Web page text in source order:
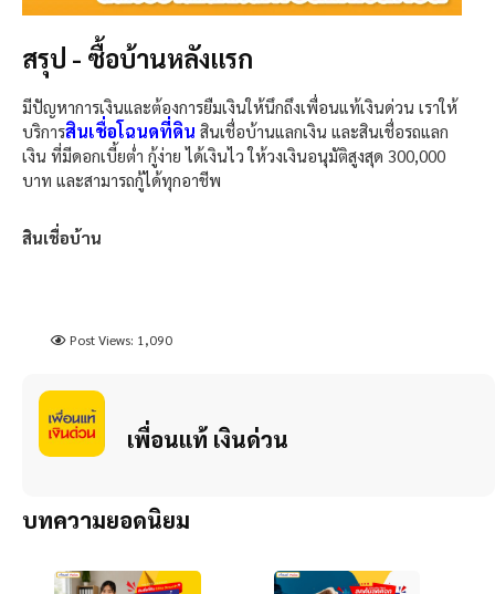
สรุป - ซื้อบ้านหลังแรก
มีปัญหาการเงินและต้องการยืมเงินให้นึกถึงเพื่อนแท้เงินด่วน เราให้
บริการสินเชื่อโฉนดที่ดิน สินเชื่อบ้านแลกเงิน และสินเชื่อรถแลก
เงิน ที่มีดอกเบี้ยต่ำ กู้ง่าย ได้เงินไว ให้วงเงินอนุมัติสูงสุด 300,000
บาท และสามารถกู้ได้ทุกอาชีพ
สินเชื่อบ้าน
Post Views: 1,090
เพื่อนแท้ เงินด่วน
บทความยอดนิยม